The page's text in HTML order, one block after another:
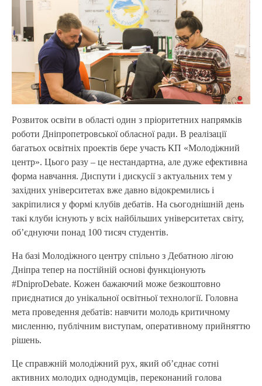
Розвиток освіти в області один з пріоритетних напрямків
роботи Дніпропетровської обласної ради. В реалізації
багатьох освітніх проектів бере участь КП «Молодіжний
центр». Цього разу – це нестандартна, але дуже ефективна
форма навчання. Диспути і дискусії з актуальних тем у
західних університетах вже давно відокремились і
закріпилися у формі клубів дебатів. На сьогоднішній день
такі клуби існують у всіх найбільших університетах світу,
об’єднуючи понад 100 тисяч студентів.
На базі Молодіжного центру спільно з Дебатною лігою
Дніпра тепер на постійній основі функціонують
#DniproDebate. Кожен бажаючий може безкоштовно
приєднатися до унікальної освітньої технології. Головна
мета проведення дебатів: навчити молодь критичному
мисленню, публічним виступам, оперативному прийняттю
рішень.
Це справжній молодіжний рух, який об’єднає сотні
активних молодих однодумців, переконаний голова